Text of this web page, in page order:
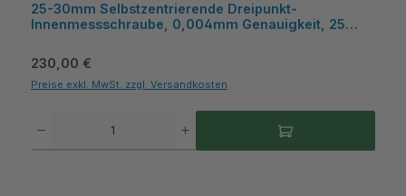
25-30mm Selbstzentrierende Dreipunkt-
Innenmessschraube, 0,004mm Genauigkeit, 25
Metav IndustryLine
Regulärer Preis:
230,00 €
Preise exkl. MwSt. zzgl. Versandkosten